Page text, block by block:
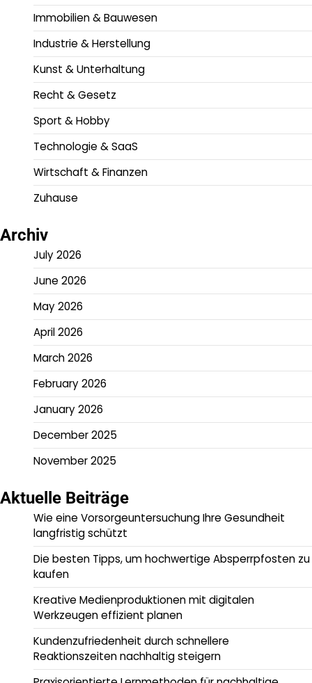
Immobilien & Bauwesen
Industrie & Herstellung
Kunst & Unterhaltung
Recht & Gesetz
Sport & Hobby
Technologie & SaaS
Wirtschaft & Finanzen
Zuhause
Archiv
July 2026
June 2026
May 2026
April 2026
March 2026
February 2026
January 2026
December 2025
November 2025
Aktuelle Beiträge
Wie eine Vorsorgeuntersuchung Ihre Gesundheit
langfristig schützt
Die besten Tipps, um hochwertige Absperrpfosten zu
kaufen
Kreative Medienproduktionen mit digitalen
Werkzeugen effizient planen
Kundenzufriedenheit durch schnellere
Reaktionszeiten nachhaltig steigern